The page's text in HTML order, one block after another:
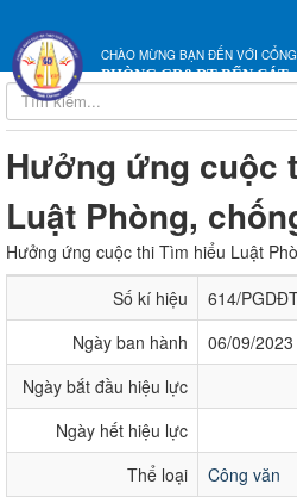
CHÀO MỪNG BẠN ĐẾN VỚI
PHÒNG GD&ĐT BẾN CÁT
Hưởng ứng cuộc
Luật Phòng,
Hưởng ứng cuộc thi Tìm hiểu Luật
Số kí hiệu
614/
Ngày ban hành
06/09/2023
Ngày bắt đầu hiệu lực
Ngày hết hiệu lực
Thể loại
Công văn